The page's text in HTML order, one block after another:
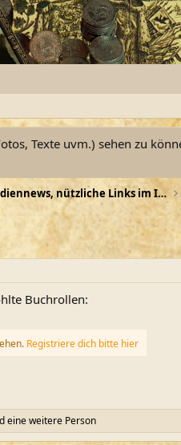
Texte uvm.) sehen zu
TV-Tipps, Mediennews, nützliche Links im Internet
Buchrollen:
Registriere dich bitte hier
eine weitere Person